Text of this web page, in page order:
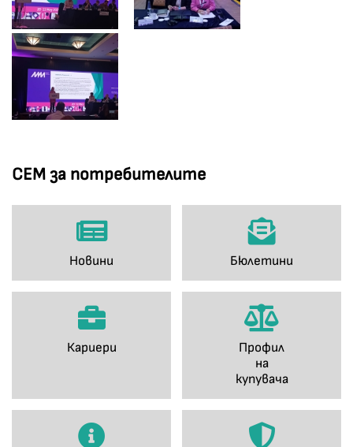
СЕМ за потребителите
Новини Бюлетини
Кариери
Профил
на
купувача